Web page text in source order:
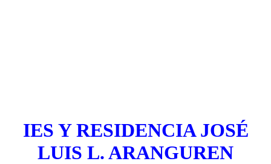
IES Y RESIDENCIA JOSÉ
LUIS L. ARANGUREN